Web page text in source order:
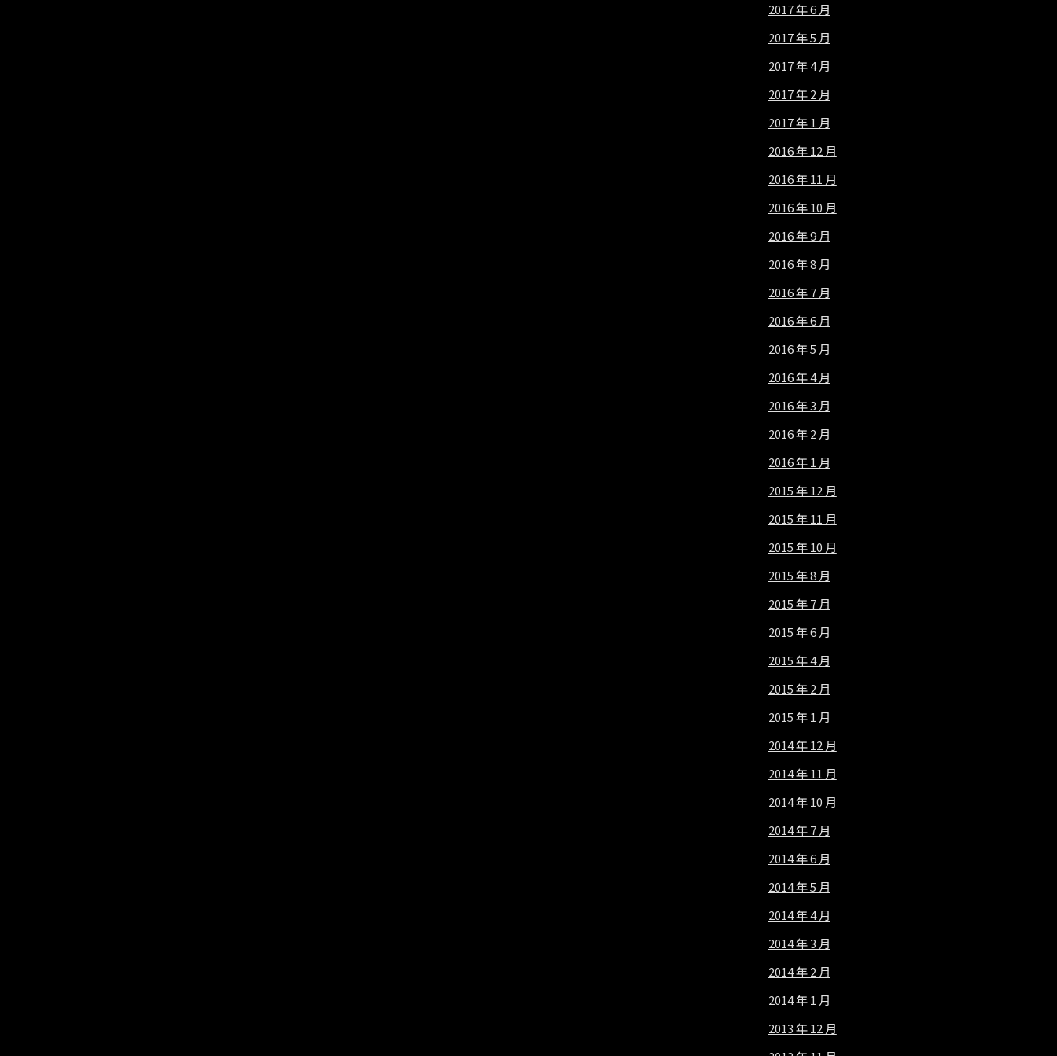
2017 年 6 月
2017 年 5 月
2017 年 4 月
2017 年 2 月
2017 年 1 月
2016 年 12 月
2016 年 11 月
2016 年 10 月
2016 年 9 月
2016 年 8 月
2016 年 7 月
2016 年 6 月
2016 年 5 月
2016 年 4 月
2016 年 3 月
2016 年 2 月
2016 年 1 月
2015 年 12 月
2015 年 11 月
2015 年 10 月
2015 年 8 月
2015 年 7 月
2015 年 6 月
2015 年 4 月
2015 年 2 月
2015 年 1 月
2014 年 12 月
2014 年 11 月
2014 年 10 月
2014 年 7 月
2014 年 6 月
2014 年 5 月
2014 年 4 月
2014 年 3 月
2014 年 2 月
2014 年 1 月
2013 年 12 月